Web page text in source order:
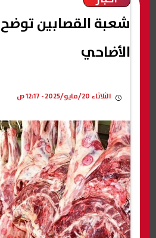
شعبة القصابين
الأضاحي
الثلاثاء 20/مايو/2025 - 12:17 ص